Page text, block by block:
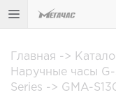
Главная ->
Наручные часы
Series -> GMA-